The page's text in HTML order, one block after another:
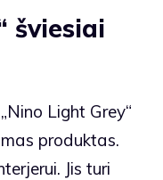
šviesiai
Light Grey“
produktas.
Jis turi